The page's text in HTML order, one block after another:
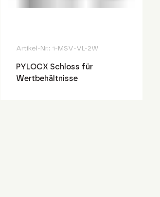
Artikel-Nr.: 1-MSV-VL-2W
PYLOCX Schloss für
Wertbehältnisse